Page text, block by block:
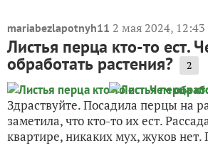
mariabezlapotnyh11 2 мая 2024, 12:43
Листья перца кто-то ест.
обработать растения? 2
Здраствуйте. Посадила перцы на
заметила, что кто-то их ест.
квартире, никаких мух, жуков нет.